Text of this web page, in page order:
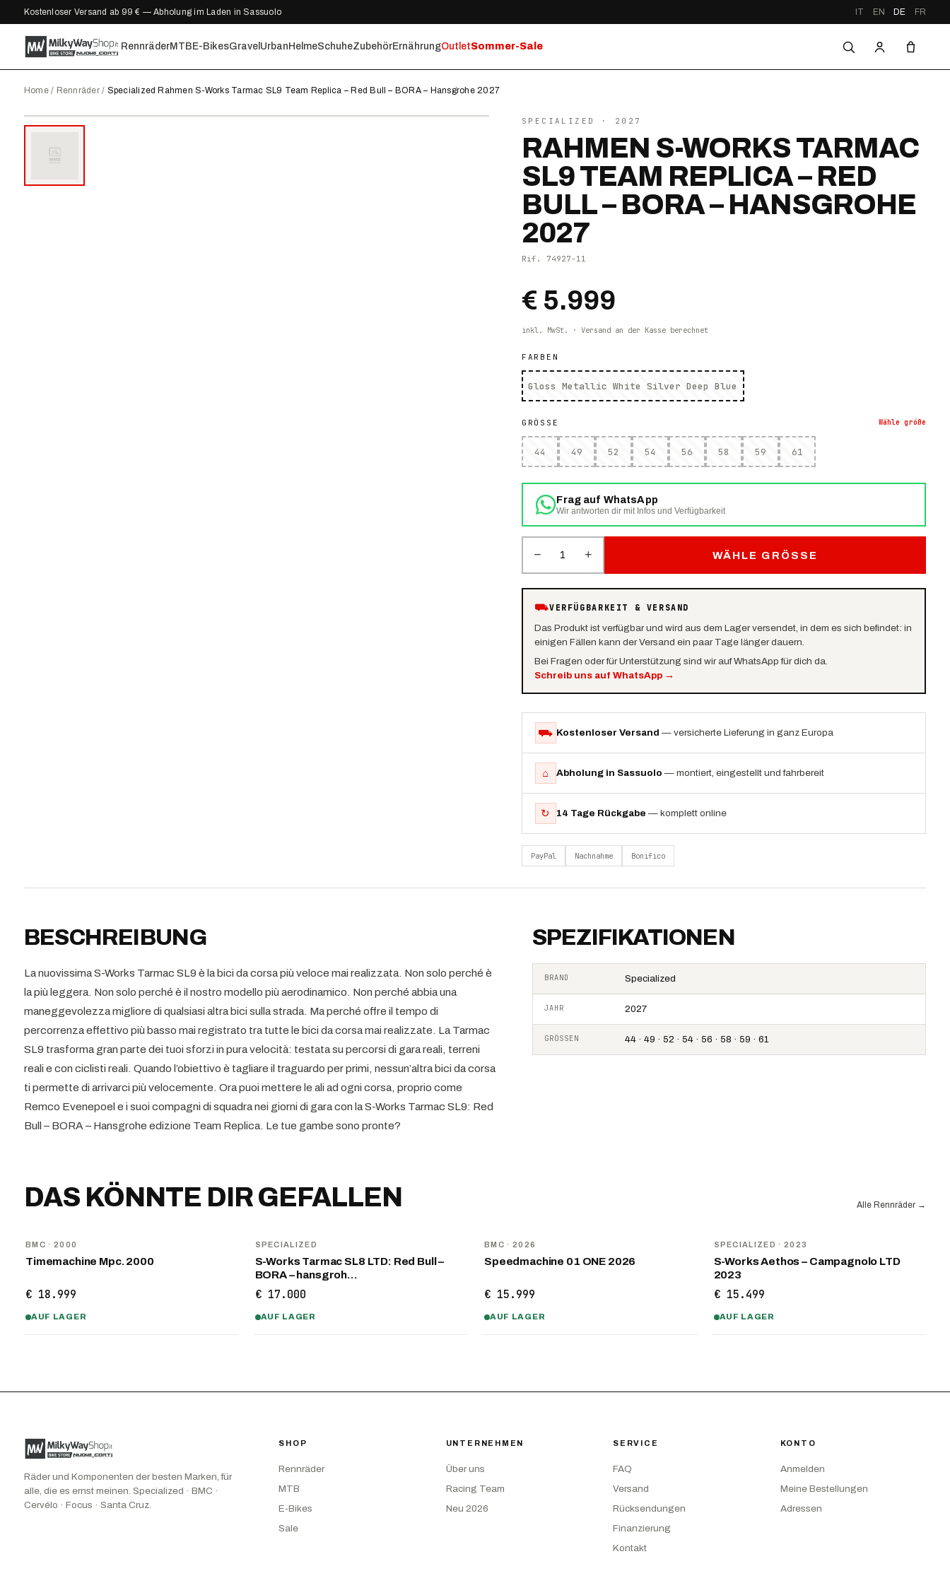
Kostenloser Versand ab 99 € — Abholung im Laden in Sassuolo IT EN DE FR
RennräderMTB E-BikesGravel Urban HelmeSchuheZubehörErnährungOutletSommer-Sale
Home/ Rennräder/ Specialized Rahmen S-Works Tarmac SL9 Team Replica – Red Bull – BORA – Hansgrohe 2027
⤢ ZOOM
SPECIALIZED · 2027
RAHMEN S-WORKS TARMAC
SL9 TEAM REPLICA – RED
BULL – BORA – HANSGROHE
2027
Rif. 74927-11
€ 5.999
inkl. MwSt. · Versand an der Kasse berechnet
FARBEN
Gloss Metallic White Silver Deep Blue
GRÖSSE Wähle größe
44 49 52 54 56 58 59 61
Frag auf WhatsApp
Wir antworten dir mit Infos und Verfügbarkeit
− 1 + WÄHLE GRÖSSE
⛟VERFÜGBARKEIT & VERSAND
Das Produkt ist verfügbar und wird aus dem Lager versendet, in dem es sich befindet: in
einigen Fällen kann der Versand ein paar Tage länger dauern.
Bei Fragen oder für Unterstützung sind wir auf WhatsApp für dich da.
Schreib uns auf WhatsApp →
⛟ Kostenloser Versand — versicherte Lieferung in ganz Europa
⌂ Abholung in Sassuolo — montiert, eingestellt und fahrbereit
↻ 14 Tage Rückgabe — komplett online
PayPal Nachnahme Bonifico
BESCHREIBUNG
La nuovissima S-Works Tarmac SL9 è la bici da corsa più veloce mai realizzata. Non solo perché è
la più leggera. Non solo perché è il nostro modello più aerodinamico. Non perché abbia una
maneggevolezza migliore di qualsiasi altra bici sulla strada. Ma perché offre il tempo di
percorrenza effettivo più basso mai registrato tra tutte le bici da corsa mai realizzate. La Tarmac
SL9 trasforma gran parte dei tuoi sforzi in pura velocità: testata su percorsi di gara reali, terreni
reali e con ciclisti reali. Quando l’obiettivo è tagliare il traguardo per primi, nessun’altra bici da corsa
ti permette di arrivarci più velocemente. Ora puoi mettere le ali ad ogni corsa, proprio come
Remco Evenepoel e i suoi compagni di squadra nei giorni di gara con la S-Works Tarmac SL9: Red
Bull – BORA – Hansgrohe edizione Team Replica. Le tue gambe sono pronte?
SPEZIFIKATIONEN
BRAND Specialized
JAHR 2027
GRÖSSEN 44 · 49 · 52 · 54 · 56 · 58 · 59 · 61
DAS KÖNNTE DIR GEFALLEN Alle Rennräder →
BMC · 2000
Timemachine Mpc. 2000
€ 18.999
AUF LAGER
SPECIALIZED
S-Works Tarmac SL8 LTD: Red Bull –
BORA – hansgroh…
€ 17.000
AUF LAGER
BMC · 2026
Speedmachine 01 ONE 2026
€ 15.999
AUF LAGER
SPECIALIZED · 2023
S-Works Aethos – Campagnolo LTD
2023
€ 15.499
AUF LAGER
Räder und Komponenten der besten Marken, für
alle, die es ernst meinen. Specialized · BMC ·
Cervélo · Focus · Santa Cruz.
SHOP
Rennräder
MTB
E-Bikes
Sale
UNTERNEHMEN
Über uns
Racing Team
Neu 2026
SERVICE
FAQ
Versand
Rücksendungen
Finanzierung
Kontakt
KONTO
Anmelden
Meine Bestellungen
Adressen